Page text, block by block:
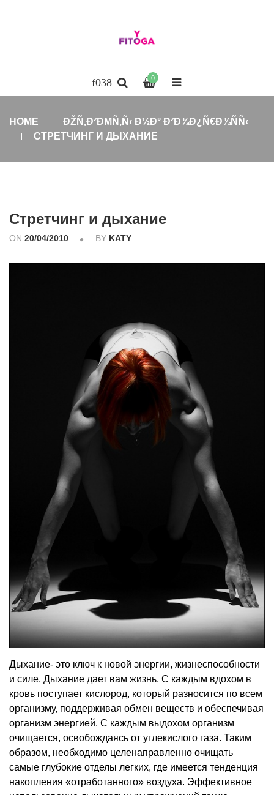
0
HOME
ÐŽÑ‚Ð²ÐΜÑ‚Ñ‹ Ð½Ð° Ð²Ð¾Ð¿Ñ€Ð¾ÑÑ‹
СТРЕТЧИНГ И ДЫХАНИЕ
Стретчинг и дыхание
ON 20/04/2010 BY KATY
Дыхание- это ключ к новой энергии, жизнеспособности
и силе. Дыхание дает вам жизнь. С каждым вдохом в
кровь поступает кислород, который разносится по всем
организму, поддерживая обмен веществ и обеспечивая
организм энергией. С каждым выдохом организм
очищается, освобождаясь от углекислого газа. Таким
образом, необходимо целенаправленно очищать
самые глубокие отделы легких, где имеется тенденция
накопления «отработанного» воздуха. Эффективное